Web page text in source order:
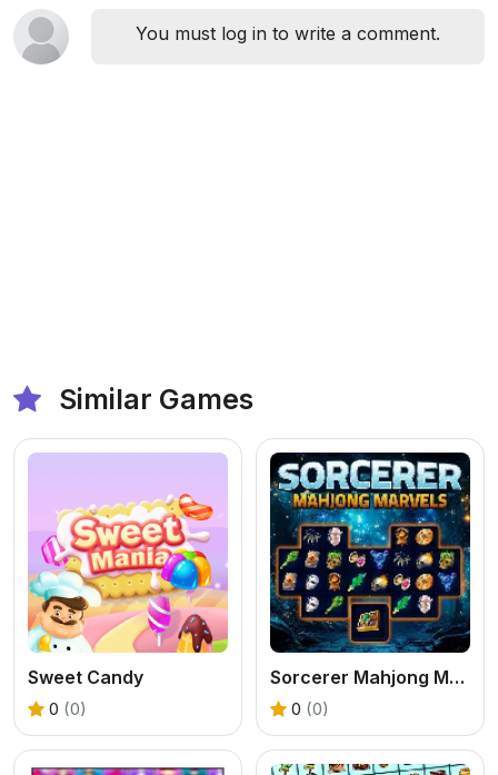
You must log in to write a comment.
Similar Games
Sweet Candy
0 (0)
Sorcerer Mahjong Marvels
0 (0)